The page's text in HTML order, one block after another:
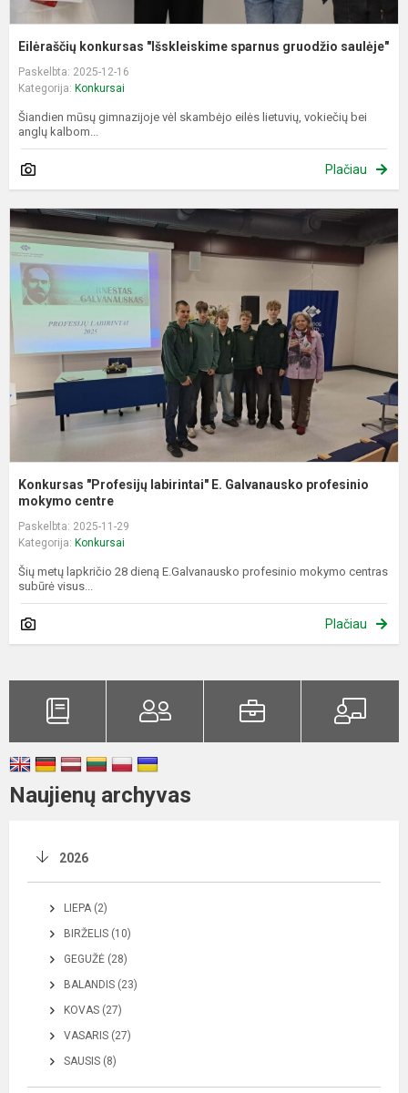
Eilėraščių konkursas "Išskleiskime sparnus gruodžio saulėje"
Paskelbta: 2025-12-16
Kategorija: Konkursai
Šiandien mūsų gimnazijoje vėl skambėjo eilės lietuvių, vokiečių bei
anglų kalbom...
Plačiau
Konkursas "Profesijų labirintai" E. Galvanausko profesinio
mokymo centre
Paskelbta: 2025-11-29
Kategorija: Konkursai
Šių metų lapkričio 28 dieną E.Galvanausko profesinio mokymo centras
subūrė visus...
Plačiau
Naujienų archyvas
2026
LIEPA (2)
BIRŽELIS (10)
GEGUŽĖ (28)
BALANDIS (23)
KOVAS (27)
VASARIS (27)
SAUSIS (8)